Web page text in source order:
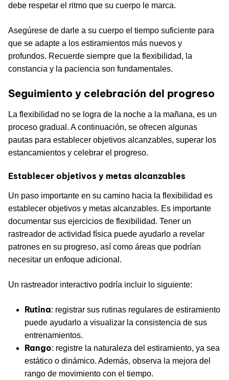
debe respetar el ritmo que su cuerpo le marca.
Asegúrese de darle a su cuerpo el tiempo suficiente para
que se adapte a los estiramientos más nuevos y
profundos. Recuerde siempre que la flexibilidad, la
constancia y la paciencia son fundamentales.
Seguimiento y celebración del progreso
La flexibilidad no se logra de la noche a la mañana, es un
proceso gradual. A continuación, se ofrecen algunas
pautas para establecer objetivos alcanzables, superar los
estancamientos y celebrar el progreso.
Establecer objetivos y metas alcanzables
Un paso importante en su camino hacia la flexibilidad es
establecer objetivos y metas alcanzables. Es importante
documentar sus ejercicios de flexibilidad. Tener un
rastreador de actividad física puede ayudarlo a revelar
patrones en su progreso, así como áreas que podrían
necesitar un enfoque adicional.
Un rastreador interactivo podría incluir lo siguiente:
Rutina: registrar sus rutinas regulares de estiramiento
puede ayudarlo a visualizar la consistencia de sus
entrenamientos.
Rango: registre la naturaleza del estiramiento, ya sea
estático o dinámico. Además, observa la mejora del
rango de movimiento con el tiempo.